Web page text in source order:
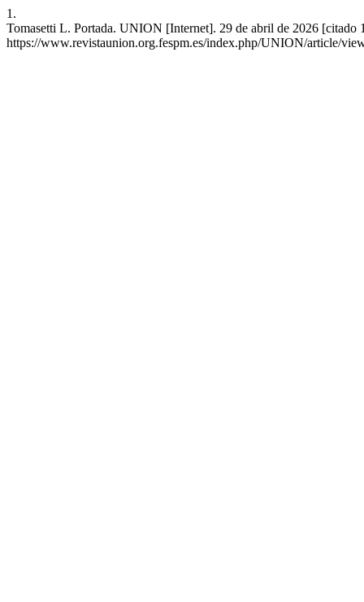
1.
Tomasetti L. Portada. UNION [Internet]. 29 de abril de 2026 [citado
https://www.revistaunion.org.fespm.es/index.php/UNION/article/